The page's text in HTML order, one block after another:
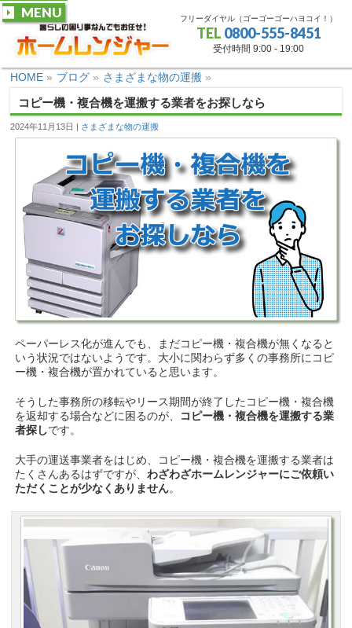
フリーダイヤル（ゴーゴーゴーハヨコイ！）
TEL 0800-555-8451
受付時間 9:00 - 19:00
MENU
HOME » ブログ » さまざまな物の運搬 »
コピー機・複合機を運搬する業者をお探しなら
2024年11月13日 さまざまな物の運搬
ペーパーレス化が進んでも、まだコピー機・複合機が無くなると
いう状況ではないようです。大小に関わらず多くの事務所にコピ
ー機・複合機が置かれていると思います。
そうした事務所の移転やリース期間が終了したコピー機・複合機
を返却する場合などに困るのが、 コピー機・複合機を運搬する業
者探しです。
大手の運送事業者をはじめ、コピー機・複合機を運搬する業者は
たくさんあるはずですが、わざわざホームレンジャーにご依頼い
ただくことが少なくありません。